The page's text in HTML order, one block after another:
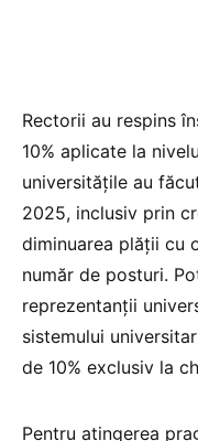
Rectorii au respins
10% aplicate la
universitățile au
2025, inclusiv prin
diminuarea plății cu
număr de posturi.
reprezentanții
sistemului
de 10% exclusiv la
Pentru atingerea